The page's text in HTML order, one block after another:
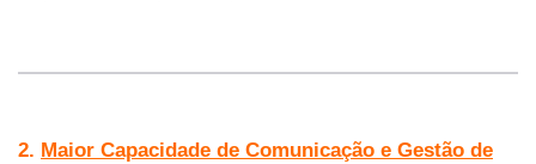
2. Maior Capacidade de Comunicação e Gestão de